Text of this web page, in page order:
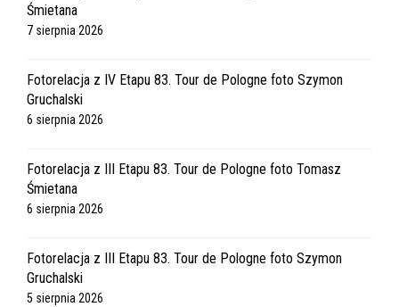
Śmietana
7 sierpnia 2026
Fotorelacja z IV Etapu 83. Tour de Pologne foto Szymon
Gruchalski
6 sierpnia 2026
Fotorelacja z III Etapu 83. Tour de Pologne foto Tomasz
Śmietana
6 sierpnia 2026
Fotorelacja z III Etapu 83. Tour de Pologne foto Szymon
Gruchalski
5 sierpnia 2026